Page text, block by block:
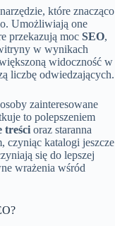
które znacząco
Umożliwiają one
przekazują moc SEO,
w wynikach
widoczność w
liczbę odwiedzających.
zainteresowane
to polepszeniem
treści oraz staranna
czyniąc katalogi jeszcze
się do lepszej
wrażenia wśród